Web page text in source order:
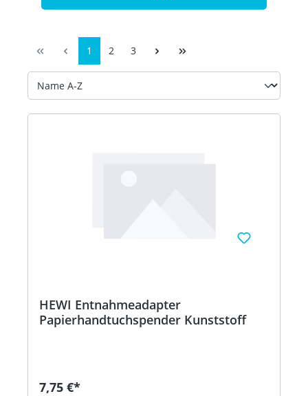
1 2 3
HEWI Entnahmeadapter
Papierhandtuchspender Kunststoff
7,75 €*